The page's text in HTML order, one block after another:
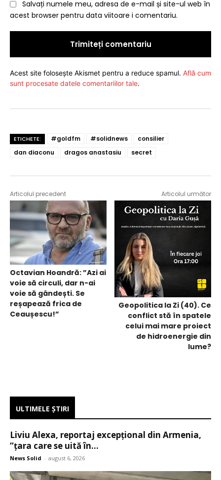
Salvați numele meu, adresa de e-mail și site-ul web în
acest browser pentru data viitoare i comentariu.
Acest site folosește Akismet pentru a reduce spamul. Află cum
sunt procesate datele comentariilor tale.
ETICHETE: #goldfm #solidnews
consilier
dan diaconu
dragos anastasiu secret
Articolul precedent
Octavian Hoandră: ”Azi ai
voie să circuli, dar n-ai
voie să gândești. Se
reșapează frica de
Ceaușescu!”
Articolul următor
Geopolitica la Zi (40). Ce
conflict stă în spatele
celui mai mare proiect
de hidroenergie din
lume?
ULTIMELE ŞTIRI
Liviu Alexa, reportaj excepțional din Armenia,
“țara care se uită în...
News Solid - august 6, 2026